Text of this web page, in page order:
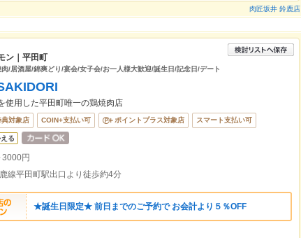
肉匠坂井 鈴鹿店
ン｜平田町
/居酒屋/錦爽どり/宴会/女子会/お一人様大歓迎/誕生日/記念日/デート
使用した平田町唯一の鶏焼肉店
典対象店 COIN+支払い可 ポイントプラス対象店 スマート支払い可
る
円
線平田町駅出口より徒歩約4分
★誕生日限定★ 前日までのご予約で お会計より５％OFF